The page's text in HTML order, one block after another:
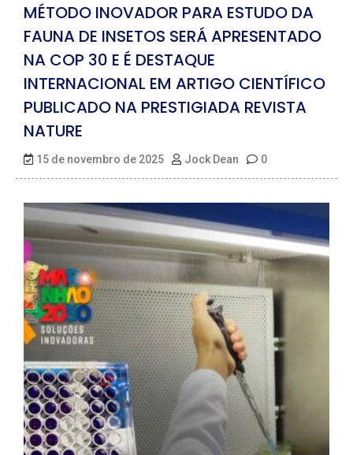
MÉTODO INOVADOR PARA ESTUDO DA
FAUNA DE INSETOS SERÁ APRESENTADO
NA COP 30 E É DESTAQUE
INTERNACIONAL EM ARTIGO CIENTÍFICO
PUBLICADO NA PRESTIGIADA REVISTA
NATURE
15 de novembro de 2025 Jock Dean 0